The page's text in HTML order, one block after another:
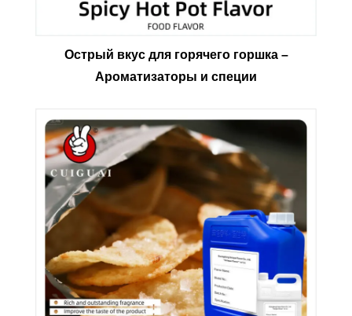
Острый вкус для горячего горшка –
Ароматизаторы и специи